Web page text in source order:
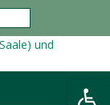
Werkzeugleiste öffnen